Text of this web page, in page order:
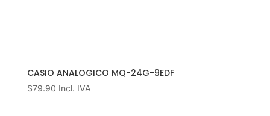
CASIO ANALOGICO MQ-24G-9EDF
$79.90 Incl. IVA